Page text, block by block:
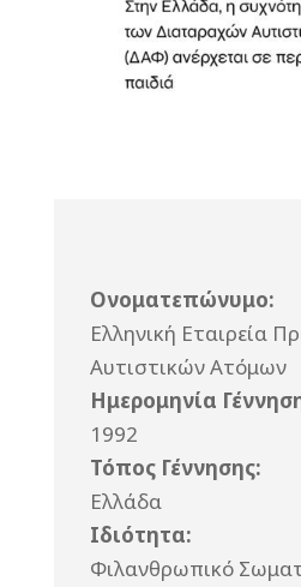
Ονοματεπώνυμο:
Ελληνική Εταιρεία
Αυτιστικών Ατόμων
Ημερομηνία
1992
Τόπος Γέννησης:
Ελλάδα
Ιδιότητα:
Φιλανθρωπικό